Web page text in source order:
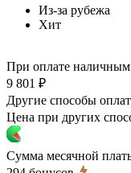
Из-за рубежа
Хит
При оплате
9 801 ₽
Другие способы
Цена при других
Сумма месячной